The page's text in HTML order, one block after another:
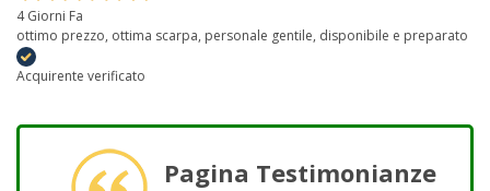
4 Giorni Fa
ottimo prezzo, ottima scarpa, personale gentile, disponibile e preparato
Acquirente verificato
Pagina Testimonianze